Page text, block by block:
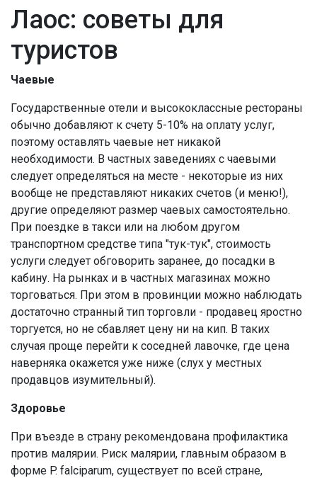
Лаос: советы для
туристов
Чаевые
Государственные отели и высококлассные рестораны
обычно добавляют к счету 5-10% на оплату услуг,
поэтому оставлять чаевые нет никакой
необходимости. В частных заведениях с чаевыми
следует определяться на месте - некоторые из них
вообще не представляют никаких счетов (и меню!),
другие определяют размер чаевых самостоятельно.
При поездке в такси или на любом другом
транспортном средстве типа "тук-тук", стоимость
услуги следует обговорить заранее, до посадки в
кабину. На рынках и в частных магазинах можно
торговаться. При этом в провинции можно наблюдать
достаточно странный тип торговли - продавец яростно
торгуется, но не сбавляет цену ни на кип. В таких
случая проще перейти к соседней лавочке, где цена
наверняка окажется уже ниже (слух у местных
продавцов изумительный).
Здоровье
При въезде в страну рекомендована профилактика
против малярии. Риск малярии, главным образом в
форме P. falciparum, существует по всей стране,